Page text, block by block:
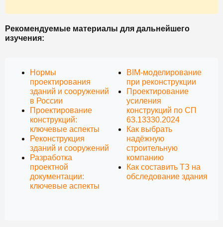
Рекомендуемые материалы для дальнейшего
изучения:
Нормы
проектирования
зданий и сооружений
в России
Проектирование
конструкций:
ключевые аспекты
Реконструкция
зданий и сооружений
Разработка
проектной
документации:
ключевые аспекты
BIM-моделирование
при реконструкции
Проектирование
усиления
конструкций по СП
63.13330.2024
Как выбрать
надёжную
строительную
компанию
Как составить ТЗ на
обследование здания